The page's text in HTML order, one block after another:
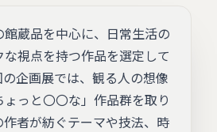
蔵品を中心に、日常生活の
視点を持つ作品を選定して
企画展では、観る人の想像
っと〇〇な」作品群を取り
者が紡ぐテーマや技法、時